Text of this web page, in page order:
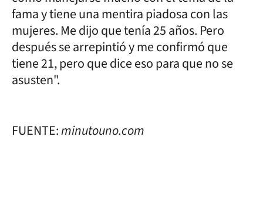
fama y tiene una mentira piadosa con las
mujeres. Me dijo que tenía 25 años. Pero
después se arrepintió y me confirmó que
tiene 21, pero que dice eso para que no se
asusten".
FUENTE:minutouno.com